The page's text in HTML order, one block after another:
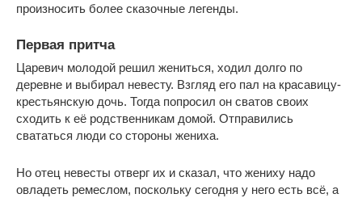
произносить более сказочные легенды.
Первая притча
Царевич молодой решил жениться, ходил долго по
деревне и выбирал невесту. Взгляд его пал на красавицу-
крестьянскую дочь. Тогда попросил он сватов своих
сходить к её родственникам домой. Отправились
свататься люди со стороны жениха.
Но отец невесты отверг их и сказал, что жениху надо
овладеть ремеслом, поскольку сегодня у него есть всё, а